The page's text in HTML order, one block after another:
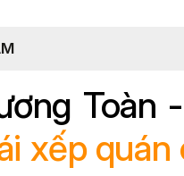
Toàn
xếp quán